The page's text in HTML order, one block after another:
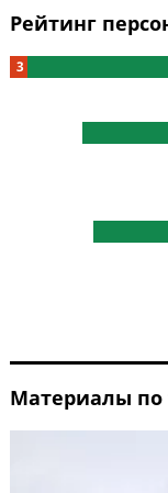
Рейтинг
3
Материалы по